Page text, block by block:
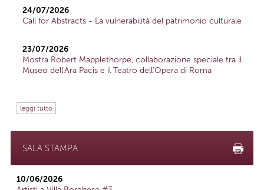
24/07/2026
Call for Abstracts - La vulnerabilità del patrimonio culturale
23/07/2026
Mostra Robert Mapplethorpe, collaborazione speciale tra il
Museo dell'Ara Pacis e il Teatro dell'Opera di Roma
leggi tutto
SALA STAMPA
10/06/2026